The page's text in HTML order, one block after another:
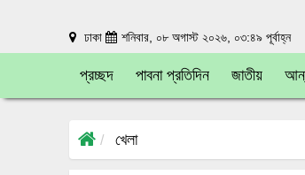
ঢাকা শনিবার, ০৮ অগাস্ট ২০২৬, ০৩:৪৯ পূর্বাহ্ন
প্রচ্ছদ পাবনা প্রতিদিন জাতীয়
খেলা